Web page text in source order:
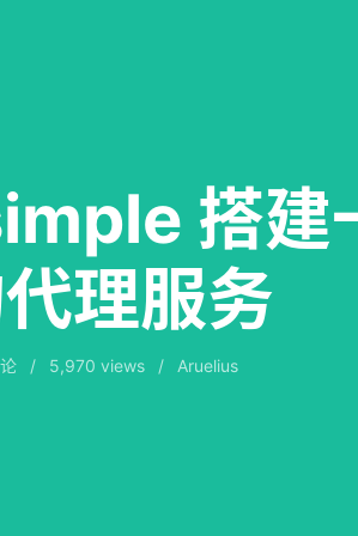
搭建
理服务
/ 5,970 views / Aruelius